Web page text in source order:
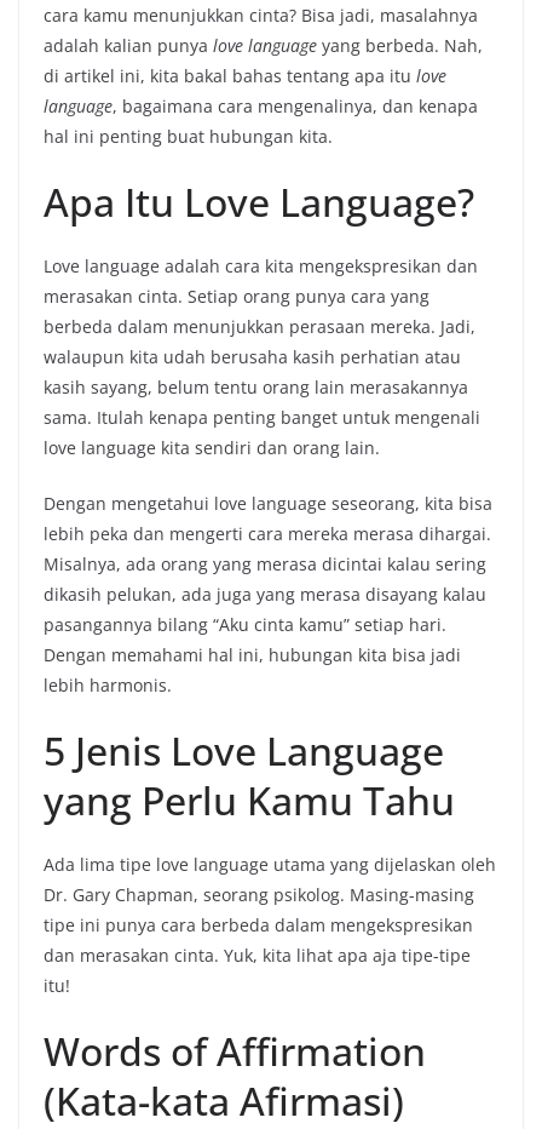
cara kamu menunjukkan cinta? Bisa jadi, masalahnya
adalah kalian punya love language yang berbeda. Nah,
di artikel ini, kita bakal bahas tentang apa itu love
language, bagaimana cara mengenalinya, dan kenapa
hal ini penting buat hubungan kita.
Apa Itu Love Language?
Love language adalah cara kita mengekspresikan dan
merasakan cinta. Setiap orang punya cara yang
berbeda dalam menunjukkan perasaan mereka. Jadi,
walaupun kita udah berusaha kasih perhatian atau
kasih sayang, belum tentu orang lain merasakannya
sama. Itulah kenapa penting banget untuk mengenali
love language kita sendiri dan orang lain.
Dengan mengetahui love language seseorang, kita bisa
lebih peka dan mengerti cara mereka merasa dihargai.
Misalnya, ada orang yang merasa dicintai kalau sering
dikasih pelukan, ada juga yang merasa disayang kalau
pasangannya bilang “Aku cinta kamu” setiap hari.
Dengan memahami hal ini, hubungan kita bisa jadi
lebih harmonis.
5 Jenis Love Language
yang Perlu Kamu Tahu
Ada lima tipe love language utama yang dijelaskan oleh
Dr. Gary Chapman, seorang psikolog. Masing-masing
tipe ini punya cara berbeda dalam mengekspresikan
dan merasakan cinta. Yuk, kita lihat apa aja tipe-tipe
itu!
Words of Affirmation
(Kata-kata Afirmasi)